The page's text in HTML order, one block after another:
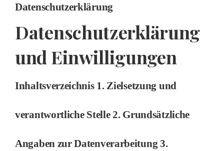
Datenschutzerklärung
Datenschutzerklärung
und Einwilligungen
Inhaltsverzeichnis 1. Zielsetzung und
verantwortliche Stelle 2. Grundsätzliche
Angaben zur Datenverarbeitung 3.